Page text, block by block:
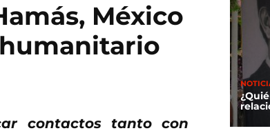
México
contactos tanto con